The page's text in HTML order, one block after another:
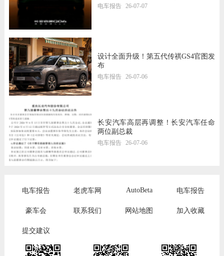
电车报告 26-07-07
设计全面升级！第五代传祺GS4官图发
布
电车报告 26-07-06
长安汽车高层再调整！长安汽车任命
两位副总裁
电车报告 26-07-06
电车报告 老虎车网 AutoBeta 电车报告
豪车会 联系我们 网站地图 加入收藏
提交建议